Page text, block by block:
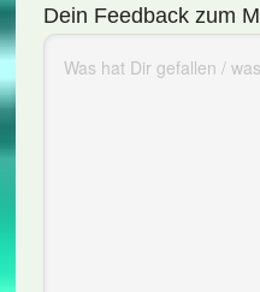
Dein Feedback zum